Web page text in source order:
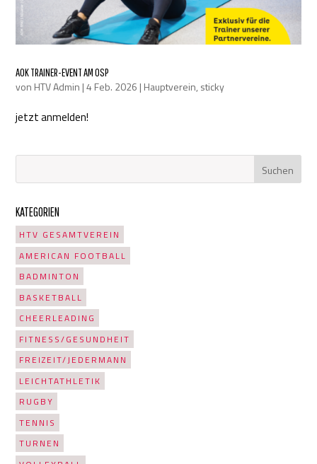
AOK TRAINER-EVENT AM OSP
von HTV Admin |4 Feb. 2026 | Hauptverein, sticky
jetzt anmelden!
KATEGORIEN
HTV GESAMTVEREIN
AMERICAN FOOTBALL
BADMINTON
BASKETBALL
CHEERLEADING
FITNESS/GESUNDHEIT
FREIZEIT/JEDERMANN
LEICHTATHLETIK
RUGBY
TENNIS
TURNEN